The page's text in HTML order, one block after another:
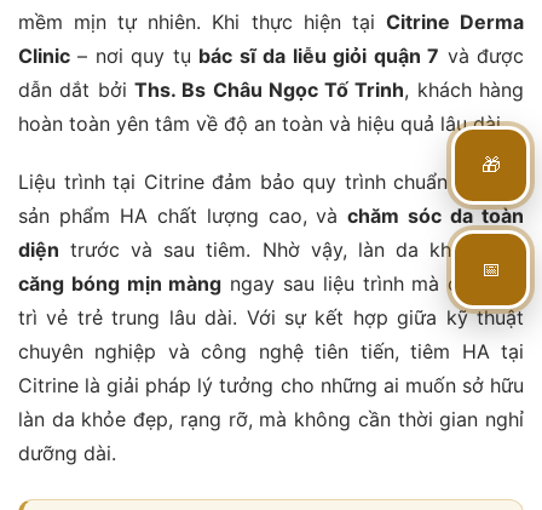
mềm mịn tự nhiên. Khi thực hiện tại Citrine Derma
Clinic – nơi quy tụ bác sĩ da liễu giỏi quận 7 và được
dẫn dắt bởi Ths. Bs Châu Ngọc Tố Trinh, khách hàng
hoàn toàn yên tâm về độ an toàn và hiệu quả lâu dài.
Liệu trình tại Citrine đảm bảo quy trình chuẩn y khoa,
sản phẩm HA chất lượng cao, vàchăm sóc da toàn
diện trước và sau tiêm. Nhờ vậy, làn da không chỉ
căng bóng mịn màng ngay sau liệu trình mà còn duy
trì vẻ trẻ trung lâu dài. Với sự kết hợp giữa kỹ thuật
chuyên nghiệp và công nghệ tiên tiến, tiêm HA tại
Citrine là giải pháp lý tưởng cho những ai muốn sở hữu
làn da khỏe đẹp, rạng rỡ, mà không cần thời gian nghỉ
dưỡng dài.
🎁
📅